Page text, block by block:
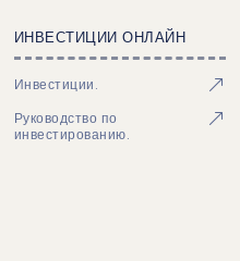
ИНВЕСТИЦИИ ОНЛАЙН
Инвестиции.
Руководство по
инвестированию.